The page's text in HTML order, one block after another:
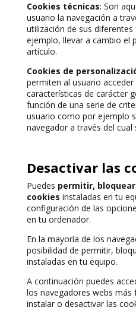
Cookies técnicas: Son
usuario la navegación a
utilización de sus
ejemplo, llevar a cambio el
artículo.
Cookies de
permiten al usuario
características de carácter
función de una serie de
usuario como por ejemplo
navegador a través del cual
Desactivar las
Puedes permitir,
cookies instaladas en tu
configuración de las
en tu ordenador.
En la mayoría de los
posibilidad de permitir,
instaladas en tu equipo.
A continuación puedes
los navegadores webs más
instalar o desactivar las